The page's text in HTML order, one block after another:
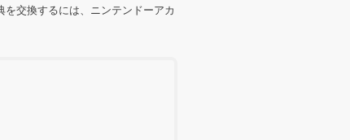
交換するには、ニンテンドーアカ